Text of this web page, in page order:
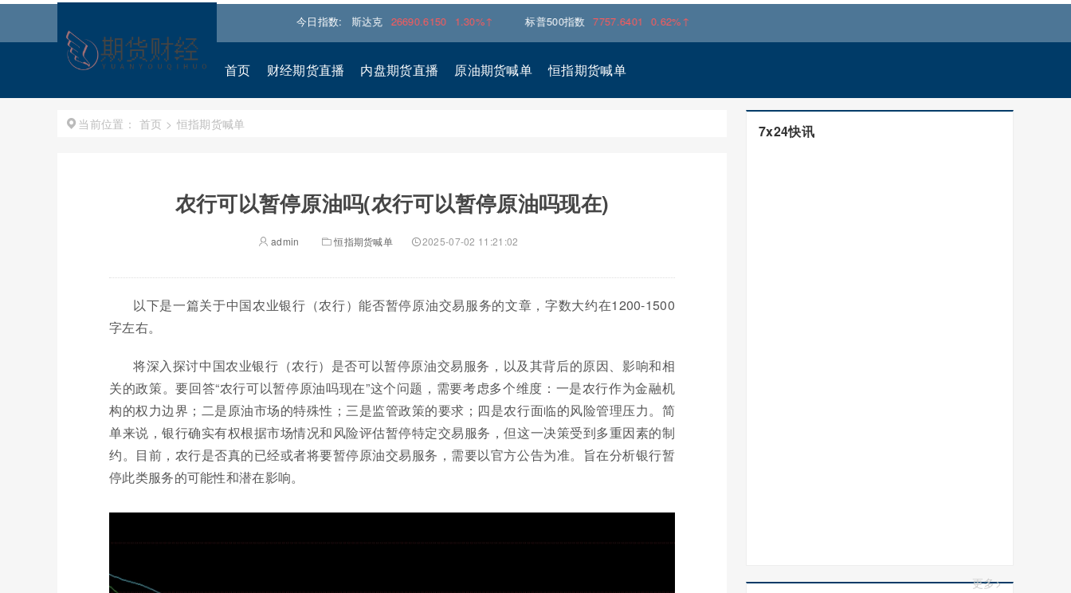
今日指数:
纳斯达克 26690.6150 1.30%↑ 标普500指数 7757.6401 0.62%↑
首页 财经期货直播 内盘期货直播 原油期货喊单 恒指期货喊单
当前位置： 首页 > 恒指期货喊单
农行可以暂停原油吗(农行可以暂停原油吗现在)
admin 恒指期货喊单 2025-07-02 11:21:02
以下是一篇关于中国农业银行（农行）能否暂停原油交易服务的文章，字数大约在1200-1500
字左右。
将深入探讨中国农业银行（农行）是否可以暂停原油交易服务，以及其背后的原因、影响和相
关的政策。要回答“农行可以暂停原油吗现在”这个问题，需要考虑多个维度：一是农行作为金融机
构的权力边界；二是原油市场的特殊性；三是监管政策的要求；四是农行面临的风险管理压力。简
单来说，银行确实有权根据市场情况和风险评估暂停特定交易服务，但这一决策受到多重因素的制
约。目前，农行是否真的已经或者将要暂停原油交易服务，需要以官方公告为准。旨在分析银行暂
停此类服务的可能性和潜在影响。
7x24快讯
更多>